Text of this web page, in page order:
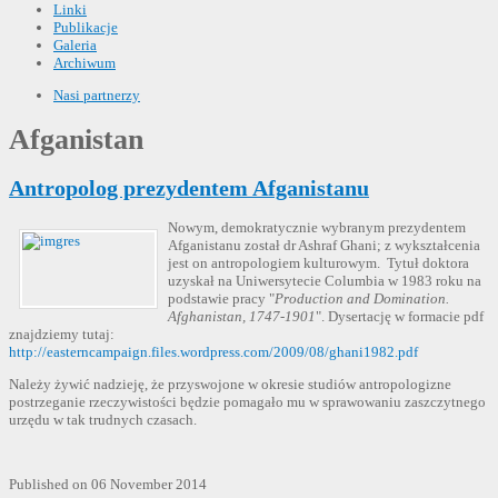
Linki
Publikacje
Galeria
Archiwum
Nasi partnerzy
Afganistan
Antropolog prezydentem Afganistanu
Nowym, demokratycznie wybranym prezydentem
Afganistanu został dr Ashraf Ghani; z wykształcenia
jest on antropologiem kulturowym. Tytuł doktora
uzyskał na Uniwersytecie Columbia w 1983 roku na
podstawie pracy "Production and Domination.
Afghanistan, 1747-1901 ". Dysertację w formacie pdf
znajdziemy tutaj:
http://easterncampaign.files.wordpress.com/2009/08/ghani1982.pdf
Należy żywić nadzieję, że przyswojone w okresie studiów antropologizne
postrzeganie rzeczywistości będzie pomagało mu w sprawowaniu zaszczytnego
urzędu w tak trudnych czasach.
Published on 06 November 2014